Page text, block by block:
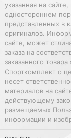
указанная на
одностороннем
представленных в
оригиналов.
сайте, может
заказа на
заказанного
Спорткомплект о
несет
материалов на
действующему
размещаемых
информации и